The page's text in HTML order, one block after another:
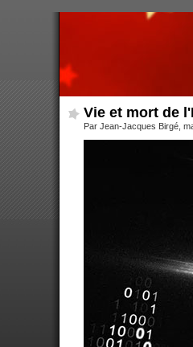
Vie et mort de
Par Jean-Jacques Birgé,